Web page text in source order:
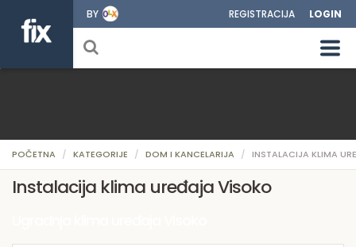
BY REGISTRACIJA LOGIN
POČETNA KATEGORIJE DOM I KANCELARIJA INSTALACIJA KLIMA
Instalacija klima uređaja Visoko